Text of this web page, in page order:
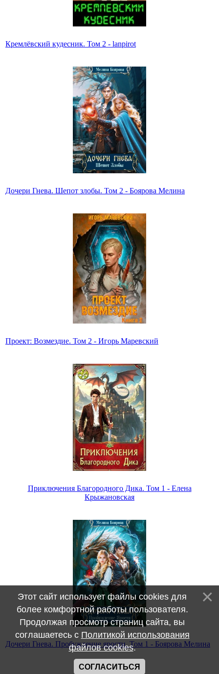
Кремлёвский кудесник. Том 2 - lanpirot
Дочери Гнева. Шепот злобы. Том 2 - Боярова Мелина
Проект: Возмездие. Том 2 - Игорь Маревский
Приключения Благородного Дика. Том 1 - Елена
Крыжановская
Дочери Гнева. Пробуждение ярости. Том 1 - Боярова Мелина
Этот сайт использует файлы cookies для
более комфортной работы пользователя.
Продолжая просмотр страниц сайта, вы
соглашаетесь с Политикой использования
файлов cookies.
СОГЛАСИТЬСЯ